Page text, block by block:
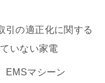
引の適正化に関する
いない家電
EMSマシーン